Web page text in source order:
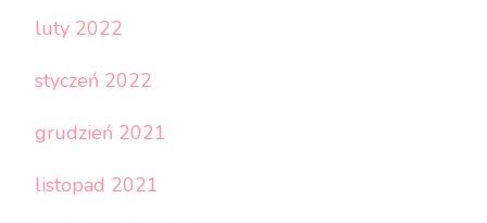
luty 2022
styczeń 2022
grudzień 2021
listopad 2021